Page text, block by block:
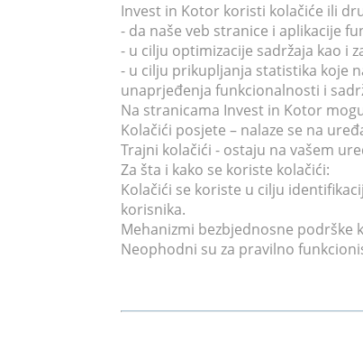
Invest in Kotor koristi kolačiće ili
- da naše veb stranice i aplikacije
- u cilju optimizacije sadržaja kao i
- u cilju prikupljanja statistika koje
unaprjeđenja funkcionalnosti i
Na stranicama Invest in Kotor
Kolačići posjete – nalaze se na
Trajni kolačići - ostaju na vašem
Za šta i kako se koriste kolačići:
Kolačići se koriste u cilju
korisnika.
Mehanizmi bezbjednosne podrške
Neophodni su za pravilno